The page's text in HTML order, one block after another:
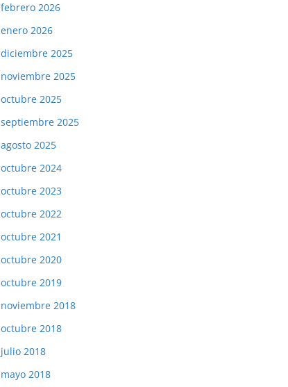
febrero 2026
enero 2026
diciembre 2025
noviembre 2025
octubre 2025
septiembre 2025
agosto 2025
octubre 2024
octubre 2023
octubre 2022
octubre 2021
octubre 2020
octubre 2019
noviembre 2018
octubre 2018
julio 2018
mayo 2018